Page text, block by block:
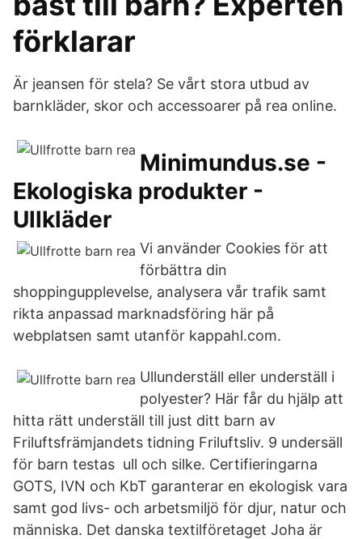
förklarar
Är jeansen för stela? Se vårt stora utbud av
barnkläder, skor och accessoarer på rea online.
Minimundus.se -
Ekologiska produkter -
Ullkläder
Vi använder Cookies för att
förbättra din
shoppingupplevelse, analysera vår trafik samt
rikta anpassad marknadsföring här på
webplatsen samt utanför kappahl.com.
Ullunderställ eller underställ i
polyester? Här får du hjälp att
hitta rätt underställ till just ditt barn av
Friluftsfrämjandets tidning Friluftsliv. 9 undersäll
för barn testas ull och silke. Certifieringarna
GOTS, IVN och KbT garanterar en ekologisk vara
samt god livs- och arbetsmiljö för djur, natur och
människa. Det danska textilföretaget Joha är